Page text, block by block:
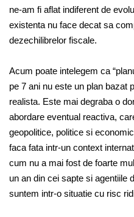
ne-am fi aflat indiferent de
existenta nu face decat sa
dezechilibrelor fiscale.
Acum poate intelegem ca
pe 7 ani nu este un plan bazat
realista. Este mai degraba o
abordare eventual reactiva,
geopolitice, politice si
faca fata intr-un context
cum nu a mai fost de foarte
un an din cei sapte si agentiile
suntem intr-o situatie cu risc